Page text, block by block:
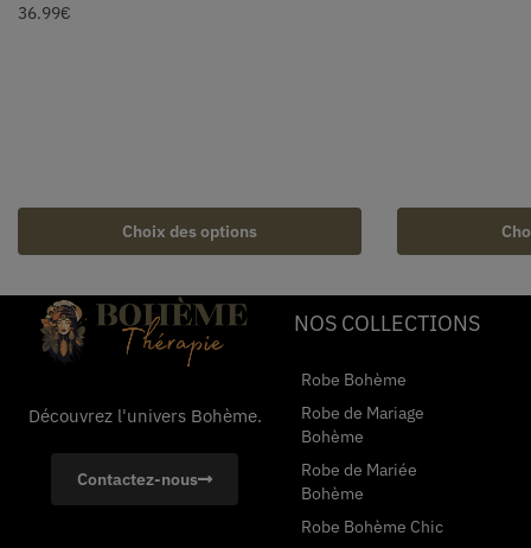
36.99€
Choix des options
Découvrez l'univers Bohème.
Contactez-nous
NOS COLLECTIONS
Robe Bohème
Robe de Mariage
Bohème
Robe de Mariée
Bohème
Robe Bohème Chic